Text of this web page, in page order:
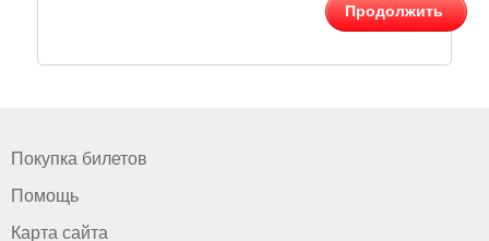
Продолжить
Покупка билетов
Помощь
Карта сайта